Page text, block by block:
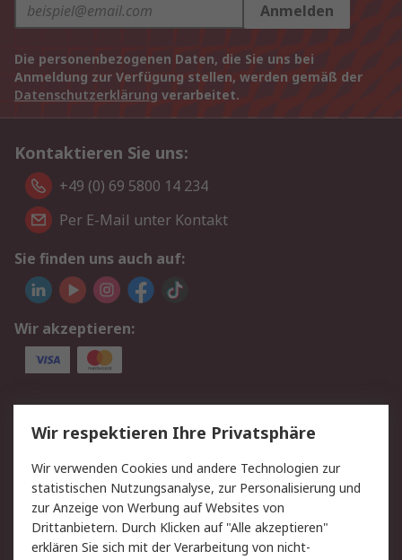
Anmelden
Die personenbezogenen Daten, die Sie uns bei
Anmeldung zur Verfügung stellen, werden gemäß der
Datenschutzerklärung verarbeitet.
Kontaktieren Sie uns:
+49 (0) 69 5800 14 234
Per E-Mail unter Kontakt
Sie finden uns auch auf:
Wir akzeptieren:
Service
Value Added Services
Lieferlösungen
Rücksendungen
Kontakt
Hilfe
Privatkunden
Rechtliches
Wir respektieren Ihre Privatsphäre
Wir verwenden Cookies und andere Technologien zur
statistischen Nutzungsanalyse, zur Personalisierung und
zur Anzeige von Werbung auf Websites von
Drittanbietern. Durch Klicken auf "Alle akzeptieren"
erklären Sie sich mit der Verarbeitung von nicht-